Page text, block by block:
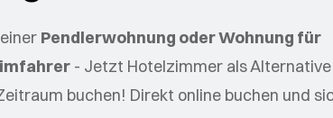
Pendlerwohnung oder Wohnung für
- Jetzt Hotelzimmer als
buchen! Direkt online buchen und